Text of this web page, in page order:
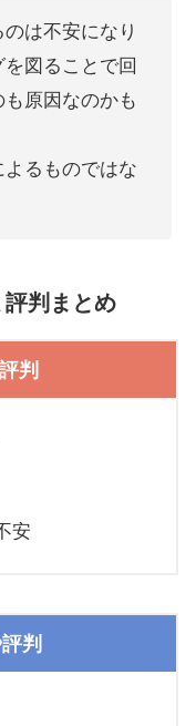
は不安になり
図ることで回
原因なのかも
るものではな
判まとめ
判
安
判